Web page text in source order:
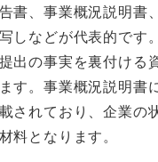
書、事業概況説明書
しなどが代表的です
出の事実を裏付ける
す。事業概況説明書
されており、企業の
料となります。